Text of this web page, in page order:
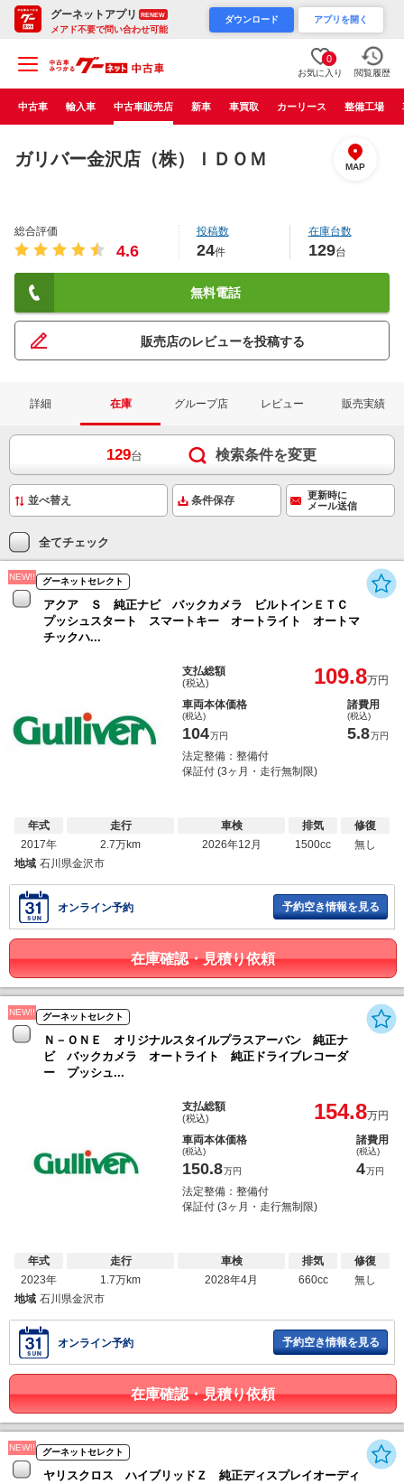
グーネットアプリ RENEW
メアド不要で問い合わせ可能
ダウンロード アプリを開く
0
お気に入り 閲覧履歴
中古車 輸入車 中古車販売店 新車 車買取 カーリース 整備工場
ガリバー金沢店（株）ＩＤＯＭ MAP
総合評価
4.6
投稿数
24件
在庫台数
129台
無料電話
販売店のレビューを投稿する
詳細 在庫 グループ店 レビュー 販売実績
129台 検索条件を変更
条件保存
更新時に
メール送信
全てチェック
NEW!! グーネットセレクト
アクア Ｓ 純正ナビ バックカメラ ビルトインＥＴＣ
プッシュスタート スマートキー オートライト オートマ
チックハ...
支払総額
(税込) 109.8万円
車両本体価格
(税込)
104万円
諸費用
(税込)
5.8万円
法定整備：整備付
保証付 (3ヶ月・走行無制限)
年式
2017年
走行
2.7万km
車検
2026年12月
排気
1500cc
修復
無し
地域 石川県金沢市
オンライン予約 予約空き情報を見る
在庫確認・見積り依頼
NEW!! グーネットセレクト
Ｎ－ＯＮＥ オリジナルスタイルプラスアーバン 純正ナ
ビ バックカメラ オートライト 純正ドライブレコーダ
ー プッシュ...
支払総額
(税込) 154.8万円
車両本体価格
(税込)
150.8万円
諸費用
(税込)
4万円
法定整備：整備付
保証付 (3ヶ月・走行無制限)
年式
2023年
走行
1.7万km
車検
2028年4月
排気
660cc
修復
無し
地域 石川県金沢市
オンライン予約 予約空き情報を見る
在庫確認・見積り依頼
NEW!! グーネットセレクト
ヤリスクロス ハイブリッドＺ 純正ディスプレイオーディ